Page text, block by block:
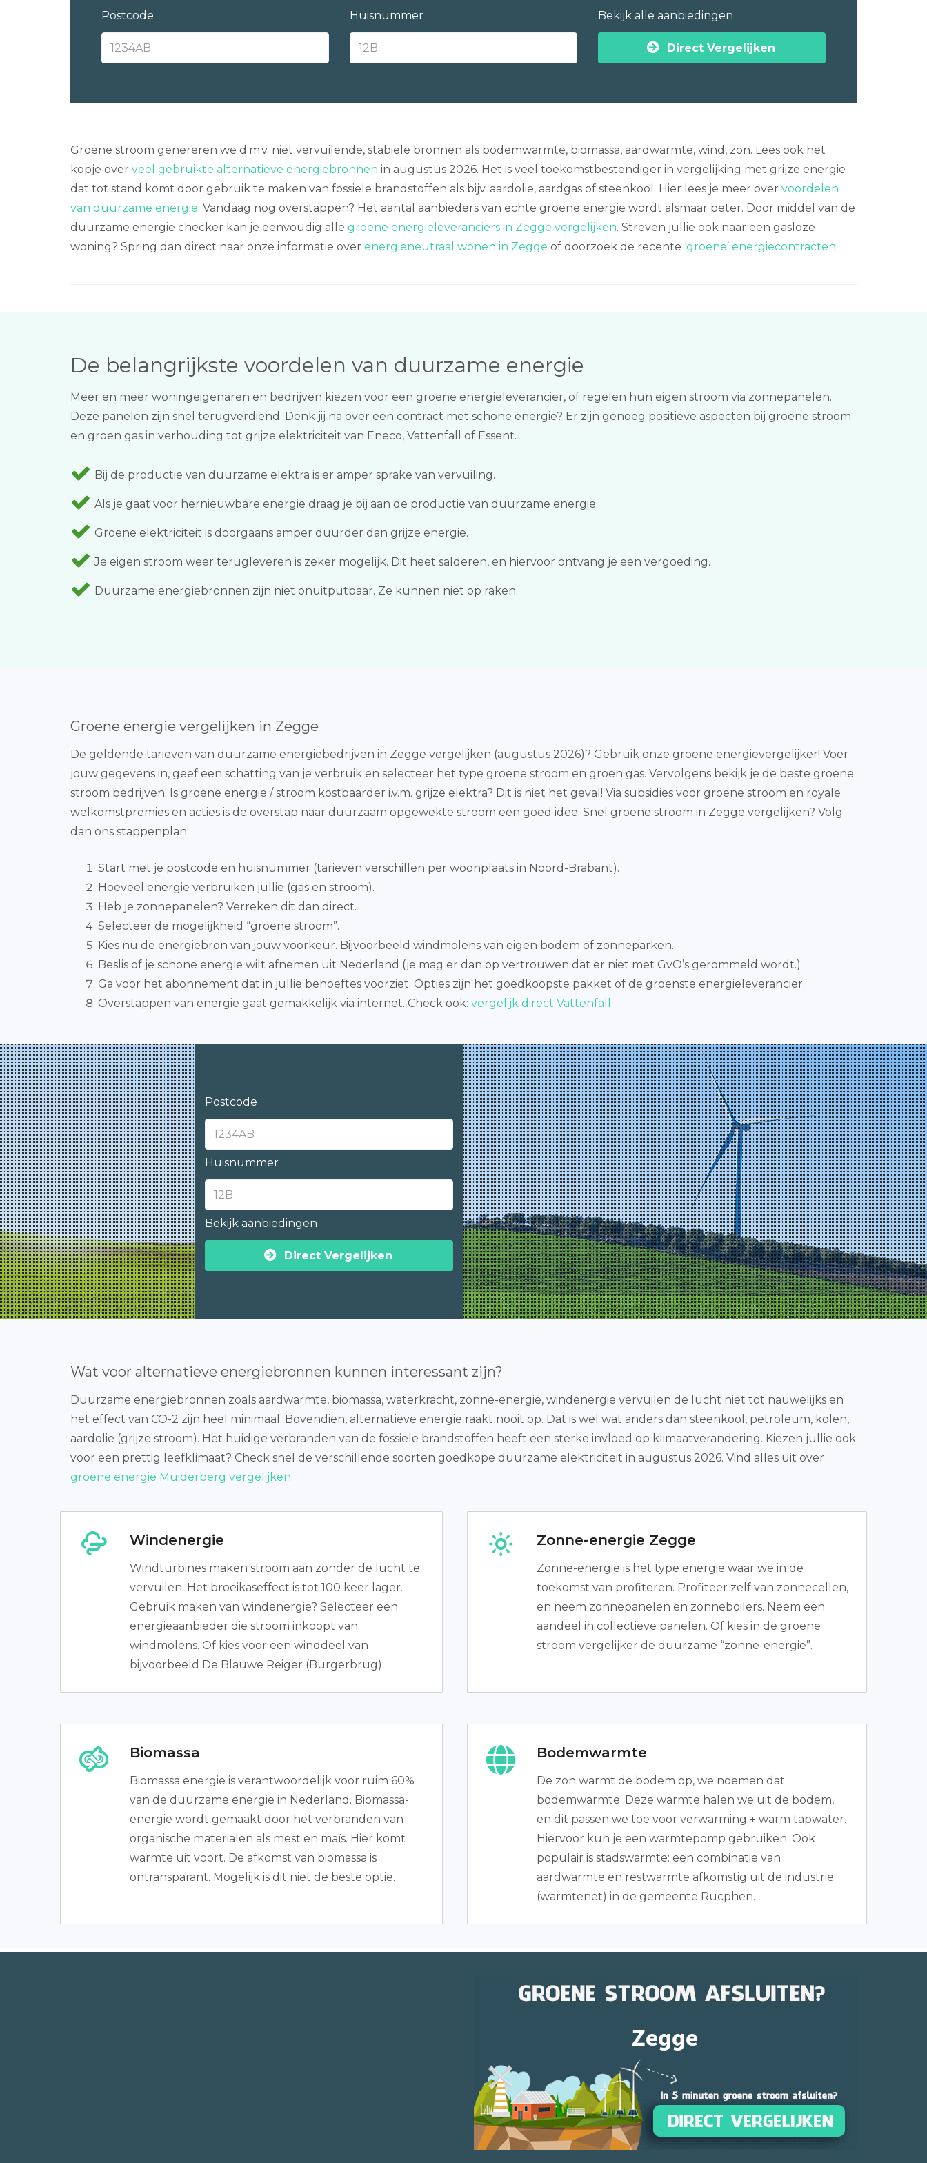
Postcode Huisnummer Bekijk alle aanbiedingen
Direct Vergelijken
Groene stroom genereren we d.m.v. niet vervuilende, stabiele bronnen als bodemwarmte, biomassa, aardwarmte, wind, zon. Lees ook het
kopje over veel gebruikte alternatieve energiebronnen in augustus 2026. Het is veel toekomstbestendiger in vergelijking met grijze energie
dat tot stand komt door gebruik te maken van fossiele brandstoffen als bijv. aardolie, aardgas of steenkool. Hier lees je meer over voordelen
van duurzame energie. Vandaag nog overstappen? Het aantal aanbieders van echte groene energie wordt alsmaar beter. Door middel van de
duurzame energie checker kan je eenvoudig alle groene energieleveranciers in Zegge vergelijken. Streven jullie ook naar een gasloze
woning? Spring dan direct naar onze informatie over energieneutraal wonen in Zegge of doorzoek de recente ‘groene’ energiecontracten.
De belangrijkste voordelen van duurzame energie
Meer en meer woningeigenaren en bedrijven kiezen voor een groene energieleverancier, of regelen hun eigen stroom via zonnepanelen.
Deze panelen zijn snel terugverdiend. Denk jij na over een contract met schone energie? Er zijn genoeg positieve aspecten bij groene stroom
en groen gas in verhouding tot grijze elektriciteit van Eneco, Vattenfall of Essent.
Bij de productie van duurzame elektra is er amper sprake van vervuiling.
Als je gaat voor hernieuwbare energie draag je bij aan de productie van duurzame energie.
Groene elektriciteit is doorgaans amper duurder dan grijze energie.
Je eigen stroom weer terugleveren is zeker mogelijk. Dit heet salderen, en hiervoor ontvang je een vergoeding.
Duurzame energiebronnen zijn niet onuitputbaar. Ze kunnen niet op raken.
Groene energie vergelijken in Zegge
De geldende tarieven van duurzame energiebedrijven in Zegge vergelijken (augustus 2026)? Gebruik onze groene energievergelijker! Voer
jouw gegevens in, geef een schatting van je verbruik en selecteer het type groene stroom en groen gas. Vervolgens bekijk je de beste groene
stroom bedrijven. Is groene energie / stroom kostbaarder i.v.m. grijze elektra? Dit is niet het geval! Via subsidies voor groene stroom en royale
welkomstpremies en acties is de overstap naar duurzaam opgewekte stroom een goed idee. Snel groene stroom in Zegge vergelijken? Volg
dan ons stappenplan:
Start met je postcode en huisnummer (tarieven verschillen per woonplaats in Noord-Brabant).
Hoeveel energie verbruiken jullie (gas en stroom).
Heb je zonnepanelen? Verreken dit dan direct.
Selecteer de mogelijkheid “groene stroom”.
Kies nu de energiebron van jouw voorkeur. Bijvoorbeeld windmolens van eigen bodem of zonneparken.
Beslis of je schone energie wilt afnemen uit Nederland (je mag er dan op vertrouwen dat er niet met GvO’s gerommeld wordt.)
Ga voor het abonnement dat in jullie behoeftes voorziet. Opties zijn het goedkoopste pakket of de groenste energieleverancier.
Overstappen van energie gaat gemakkelijk via internet. Check ook: vergelijk direct Vattenfall .
Postcode
Huisnummer
Bekijk aanbiedingen
Direct Vergelijken
Wat voor alternatieve energiebronnen kunnen interessant zijn?
Duurzame energiebronnen zoals aardwarmte, biomassa, waterkracht, zonne-energie, windenergie vervuilen de lucht niet tot nauwelijks en
het effect van CO-2 zijn heel minimaal. Bovendien, alternatieve energie raakt nooit op. Dat is wel wat anders dan steenkool, petroleum, kolen,
aardolie (grijze stroom). Het huidige verbranden van de fossiele brandstoffen heeft een sterke invloed op klimaatverandering. Kiezen jullie ook
voor een prettig leefklimaat? Check snel de verschillende soorten goedkope duurzame elektriciteit in augustus 2026. Vind alles uit over
groene energie Muiderberg vergelijken.
Windenergie
Windturbines maken stroom aan zonder de lucht te
vervuilen. Het broeikaseffect is tot 100 keer lager.
Gebruik maken van windenergie? Selecteer een
energieaanbieder die stroom inkoopt van
windmolens. Of kies voor een winddeel van
bijvoorbeeld De Blauwe Reiger (Burgerbrug).
Zonne-energie Zegge
Zonne-energie is het type energie waar we in de
toekomst van profiteren. Profiteer zelf van zonnecellen,
en neem zonnepanelen en zonneboilers. Neem een
aandeel in collectieve panelen. Of kies in de groene
stroom vergelijker de duurzame “zonne-energie”.
Biomassa
Biomassa energie is verantwoordelijk voor ruim 60%
van de duurzame energie in Nederland. Biomassa-
energie wordt gemaakt door het verbranden van
organische materialen als mest en maïs. Hier komt
warmte uit voort. De afkomst van biomassa is
ontransparant. Mogelijk is dit niet de beste optie.
Bodemwarmte
De zon warmt de bodem op, we noemen dat
bodemwarmte. Deze warmte halen we uit de bodem,
en dit passen we toe voor verwarming + warm tapwater.
Hiervoor kun je een warmtepomp gebruiken. Ook
populair is stadswarmte: een combinatie van
aardwarmte en restwarmte afkomstig uit de industrie
(warmtenet) in de gemeente Rucphen.